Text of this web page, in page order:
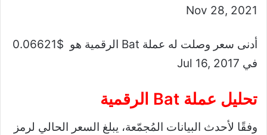
Nov 28, 2021
أدنى سعر وصلت له عملة Bat الرقمية هو $0.06621
في Jul 16, 2017
تحليل عملة Bat الرقمية
وفقًا لأحدث البيانات المُجمّعة، يبلغ السعر الحالي لرمز